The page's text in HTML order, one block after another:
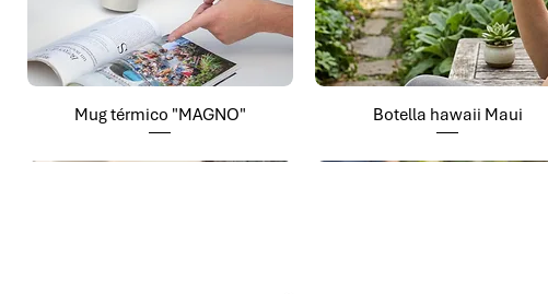
Mug térmico "MAGNO" Botella hawaii Maui